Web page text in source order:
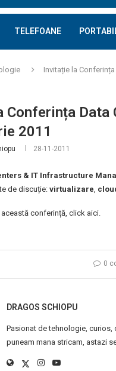
TELEFOANE
Invitație la
Conferința Data
2011
28-11-2011
& IT Infrastructure
de discuție: virtualizare,
această conferință, click aici.
0
DRAGOS SCHIOPU
Pasionat de tehnologie, curios,
puneam mana stricam, astazi